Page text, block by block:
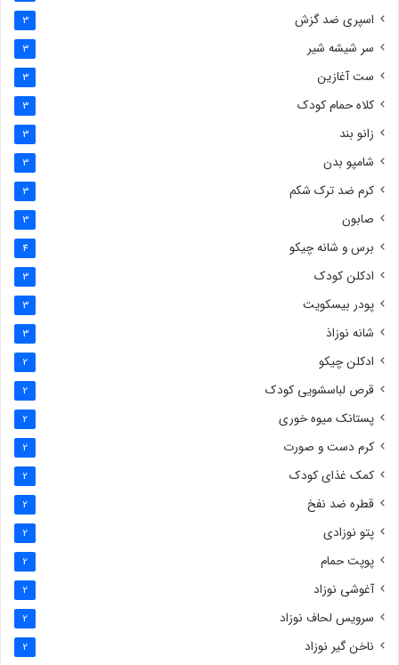
اسپری ضد گزش 3
سر شیشه شیر 3
ست آغازین 3
کلاه حمام کودک 3
زانو بند 3
شامپو بدن 3
کرم ضد ترک شکم 3
صابون 3
برس و شانه چیکو 4
ادکلن کودک 3
پودر بیسکویت 3
شانه نوزاذ 3
ادکلن چیکو 2
قرص لباسشویی کودک 2
پستانک میوه خوری 2
کرم دست و صورت 2
کمک غذای کودک 2
قطره ضد نفخ 2
پتو نوزادی 2
پوپت حمام 2
آغوشی نوزاد 2
سرویس لحاف نوزاد 2
ناخن گیر نوزاد 2